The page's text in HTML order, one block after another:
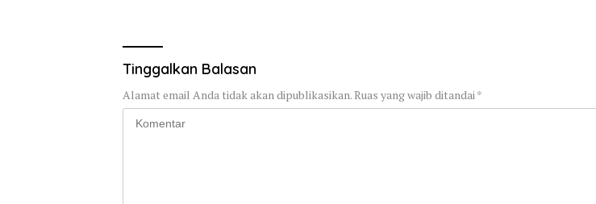
Tinggalkan Balasan
Alamat email Anda tidak akan dipublikasikan.Ruas yang wajib ditandai*